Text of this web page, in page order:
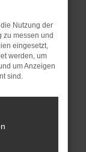
dazu
nicht mehr
versucht
Du kannst
Nutzung der
zu messen und
eingesetzt,
werden, um
um Anzeigen
sind.